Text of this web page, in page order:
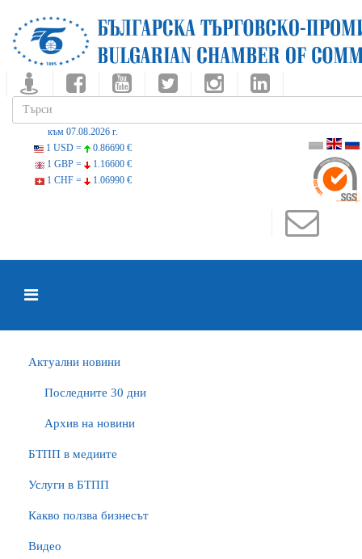
към 07.08.2026 г.
1 USD =
0.86690 €
1 GBP =
1.16600 €
1 CHF =
1.06990 €
Актуални новини
Последните 30 дни
Архив на новини
БTПП в медиите
Услуги в БТПП
Какво ползва бизнесът
Видео